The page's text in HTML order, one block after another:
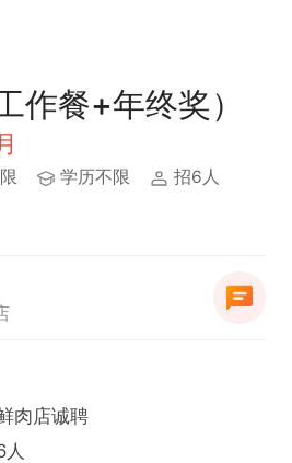
作餐+年终奖）
学历不限 招6人
肉店诚聘